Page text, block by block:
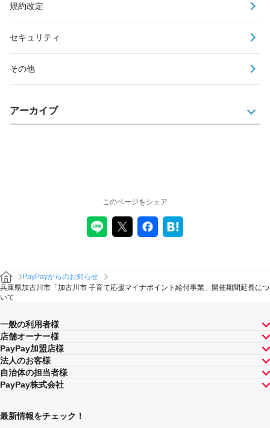
規約改定
セキュリティ
その他
アーカイブ
このページをシェア
PayPayからのお知らせ
兵庫県加古川市「加古川市 子育て応援マイナポイント給付事業」開催期間延長につ
いて
一般の利用者様
店舗オーナー様
PayPay加盟店様
法人のお客様
自治体の担当者様
PayPay株式会社
最新情報をチェック！